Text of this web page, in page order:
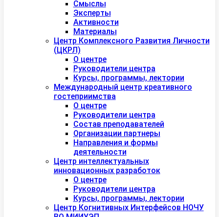
Смыслы
Эксперты
Активности
Материалы
Центр Комплексного Развития Личности
(ЦКРЛ)
О центре
Руководители центра
Курсы, программы, лектории
Международный центр креативного
гостеприимства
О центре
Руководители центра
Состав преподавателей
Организации партнеры
Направления и формы
деятельности
Центр интеллектуальных
инновационных разработок
О центре
Руководители центра
Курсы, программы, лектории
Центр Когнитивных Интерфейсов НОЧУ